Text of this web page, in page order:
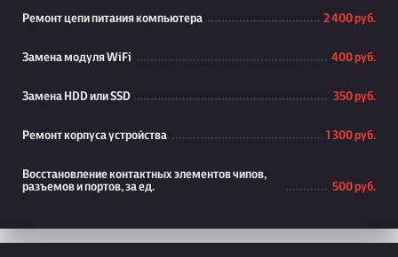
Ремонт цепи питания компьютера 2 400 руб.
Замена модуля WiFi 400 руб.
Замена HDD или SSD 350 руб.
Ремонт корпуса устройства 1 300 руб.
Восстановление контактных элементов чипов,
разъемов и портов, за ед.
500 руб.